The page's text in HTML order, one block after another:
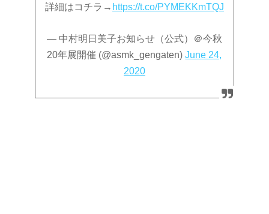
詳細はコチラ→ https://t.co/PYMEKKmTQJ
— 中村明日美子お知らせ（公式）＠今秋
20年展開催 (@asmk_gengaten)June 24,
2020